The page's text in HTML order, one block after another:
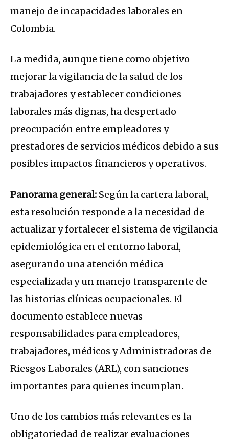
manejo de incapacidades laborales en
Colombia.
La medida, aunque tiene como objetivo
mejorar la vigilancia de la salud de los
trabajadores y establecer condiciones
laborales más dignas, ha despertado
preocupación entre empleadores y
prestadores de servicios médicos debido a sus
posibles impactos financieros y operativos.
Panorama general: Según la cartera laboral,
esta resolución responde a la necesidad de
actualizar y fortalecer el sistema de vigilancia
epidemiológica en el entorno laboral,
asegurando una atención médica
especializada y un manejo transparente de
las historias clínicas ocupacionales. El
documento establece nuevas
responsabilidades para empleadores,
trabajadores, médicos y Administradoras de
Riesgos Laborales (ARL), con sanciones
importantes para quienes incumplan.
Uno de los cambios más relevantes es la
obligatoriedad de realizar evaluaciones